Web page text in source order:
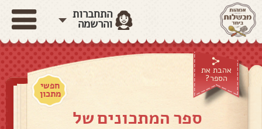
התחברות
והרשמה
אהבת את
הספר?
חפשי
מתכון
ספר המתכונים של